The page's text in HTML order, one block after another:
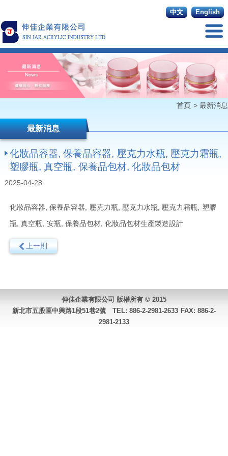
English
中文
首頁 > 最新消息
最新消息
化妝品容器, 保養品容器, 壓克力水瓶, 壓克力霜瓶,
塑膠瓶, 真空瓶, 保養品包材, 化妝品包材
2025-04-28
化妝品容器, 保養品容器, 壓克力瓶, 壓克力水瓶, 壓克力霜瓶, 塑膠
瓶, 真空瓶, 安瓶, 保養品包材, 化妝品包材生產製造設計
上一則
伸佳企業有限公司 版權所有 © 2015
新北市五股區中興路1段51巷2號 TEL:886-2-2981-2633 FAX: 886-2-
2981-2133